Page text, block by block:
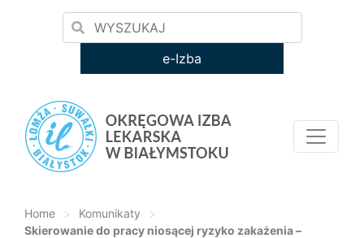
e-Izba
Home > Komunikaty
>
Skierowanie do pracy niosącej ryzyko zakażenia –